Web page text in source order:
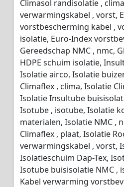
Climasol randisolatie ,
verwarmingskabel , vorst,
vorstbescherming kabel ,
isolatie, Euro-Index
Gereedschap NMC , nmc,
HDPE schuim isolatie,
Isolatie airco, Isolatie
Climaflex , clima, Isolatie
Isolatie Insultube
Isotube , isotube, Isolatie
materialen, Isolatie NMC ,
Climaflex , plaat, Isolatie
verwarmingskabel , vorst,
Isolatieschuim Dap-Tex,
Isotube buisisolatie NMC ,
Kabel verwarming